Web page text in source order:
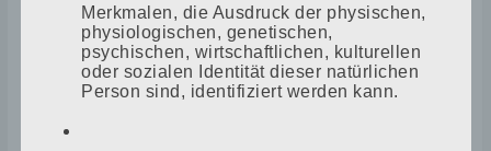
Am 16.03.1972 wurden 4 Betriebe aus
dem Altkreis Teterow in das Gnoiener
Rathaus eingeladen, um diese in einen
volkseigenen Betrieb umzuwandeln. Alle
Merkmalen, die Ausdruck der physischen,
physiologischen, genetischen,
psychischen, wirtschaftlichen, kulturellen
oder sozialen Identität dieser natürlichen
Person sind, identifiziert werden kann.